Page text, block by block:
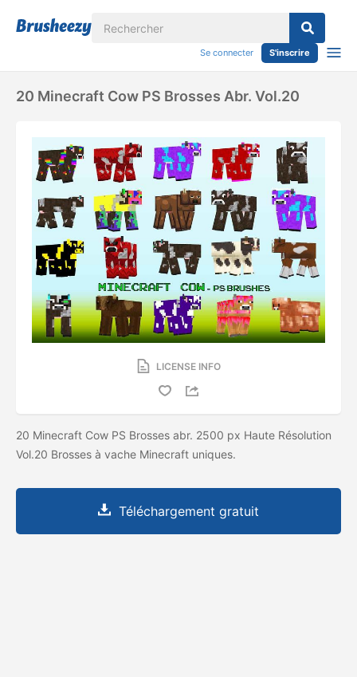
Se connecter S'inscrire
20 Minecraft Cow PS Brosses Abr. Vol.20
LICENSE INFO
20 Minecraft Cow PS Brosses abr. 2500 px Haute Résolution
Vol.20 Brosses à vache Minecraft uniques.
Téléchargement gratuit